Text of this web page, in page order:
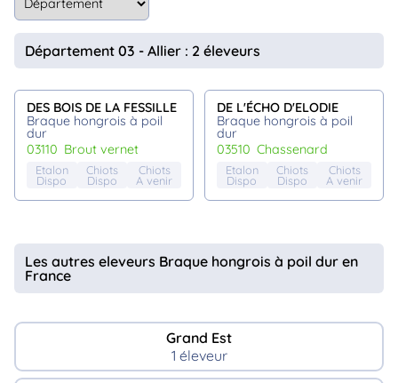
Assurances
Connexion
Département 03 - Allier : 2 éleveurs
DES BOIS DE LA FESSILLE
Braque hongrois à poil
dur
03110
brout vernet
Etalon
Dispo
Chiots
Dispo
Chiots
A venir
DE L'ÉCHO D'ELODIE
Braque hongrois à poil
dur
03510
chassenard
Etalon
Dispo
Chiots
Dispo
Chiots
A venir
Les autres eleveurs Braque hongrois à poil dur en
France
Grand Est
1 éleveur